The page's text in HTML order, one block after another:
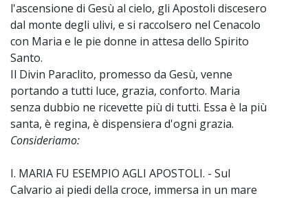
l'ascensione di Gesù al cielo, gli Apostoli discesero
dal monte degli ulivi, e si raccolsero nel Cenacolo
con Maria e le pie donne in attesa dello Spirito
Santo.
Il Divin Paraclito, promesso da Gesù, venne
portando a tutti luce, grazia, conforto. Maria
senza dubbio ne ricevette più di tutti. Essa è la più
santa, è regina, è dispensiera d'ogni grazia.
Consideriamo:
I. MARIA FU ESEMPIO AGLI APOSTOLI. - Sul
Calvario ai piedi della croce, immersa in un mare